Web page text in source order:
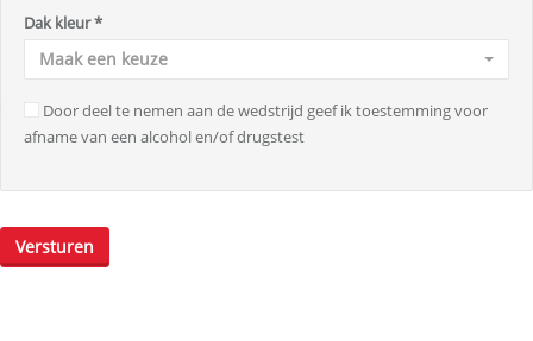
Dak kleur*
Maak een keuze
Door deel te nemen aan de wedstrijd geef ik toestemming voor
afname van een alcohol en/of drugstest
Versturen